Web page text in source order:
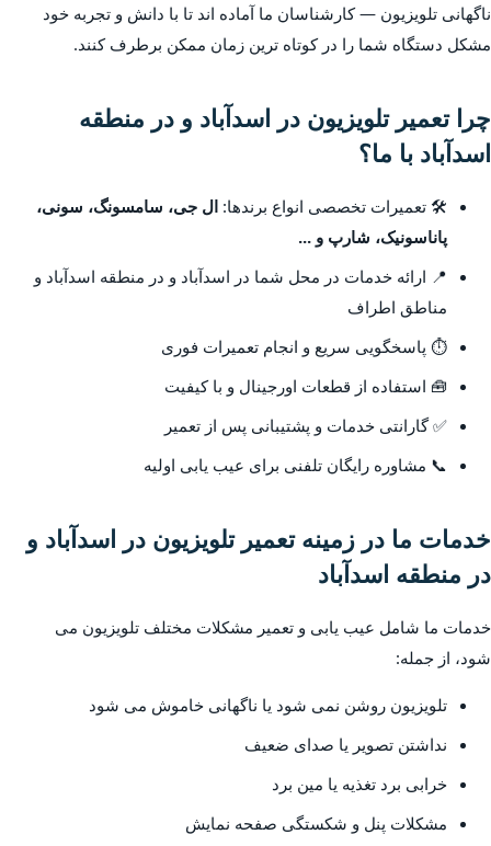
ناگهانی تلویزیون — کارشناسان ما آماده اند تا با دانش و تجربه خود
مشکل دستگاه شما را در کوتاه ترین زمان ممکن برطرف کنند.
چرا تعمیر تلویزیون در اسدآباد و در منطقه
اسدآباد با ما؟
🛠️ تعمیرات تخصصی انواع برندها: ال جی، سامسونگ، سونی،
پاناسونیک، شارپ و ...
📍 ارائه خدمات در محل شما در اسدآباد و در منطقه اسدآباد و
مناطق اطراف
⏱️ پاسخگویی سریع و انجام تعمیرات فوری
🧰 استفاده از قطعات اورجینال و با کیفیت
✅ گارانتی خدمات و پشتیبانی پس از تعمیر
📞 مشاوره رایگان تلفنی برای عیب یابی اولیه
خدمات ما در زمینه تعمیر تلویزیون در اسدآباد و
در منطقه اسدآباد
خدمات ما شامل عیب یابی و تعمیر مشکلات مختلف تلویزیون می
شود، از جمله:
تلویزیون روشن نمی شود یا ناگهانی خاموش می شود
نداشتن تصویر یا صدای ضعیف
خرابی برد تغذیه یا مین برد
مشکلات پنل و شکستگی صفحه نمایش